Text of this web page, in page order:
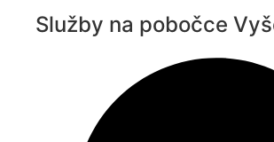
Služby na pobočce